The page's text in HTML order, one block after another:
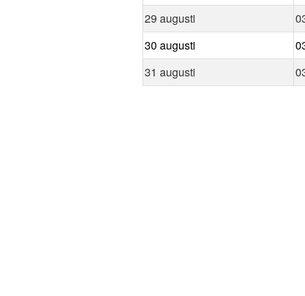
29 augusti
30 augusti
31 augusti